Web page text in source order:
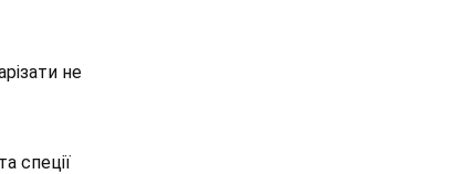
не
спеції